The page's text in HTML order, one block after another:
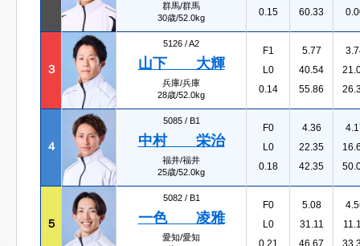
群馬/群馬
30歳/52.0kg
0.15
60.33
３
5126 /A2
山下 大輝
兵庫/兵庫
28歳/52.0kg
F1
L0
0.14
5.77
40.54
55.86
４
5085 / B1
中村 栄治
福井/福井
25歳/52.0kg
F0
L0
0.18
4.36
22.35
42.35
５
5082 / B1
一色 凌雅
愛知/愛知
F0
L0
0.21
5.08
31.11
46.67